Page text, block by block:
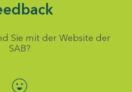
Sie mit der Website der
SAB?
Bewertung auswählen